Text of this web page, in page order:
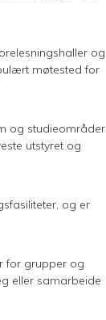
og
møtested for
og studieområder.
utstyret og
og er
for grupper og
eller samarbeide